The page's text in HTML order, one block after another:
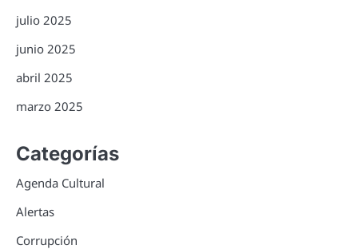
julio 2025
junio 2025
abril 2025
marzo 2025
Categorías
Agenda Cultural
Alertas
Corrupción